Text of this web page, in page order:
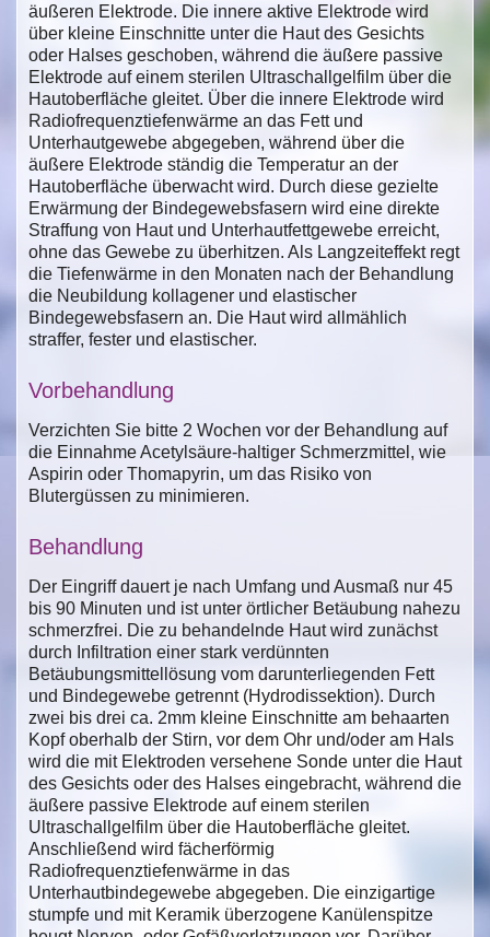
äußeren Elektrode. Die innere aktive Elektrode wird
über kleine Einschnitte unter die Haut des Gesichts
oder Halses geschoben, während die äußere passive
Elektrode auf einem sterilen Ultraschallgelfilm über die
Hautoberfläche gleitet. Über die innere Elektrode wird
Radiofrequenztiefenwärme an das Fett und
Unterhautgewebe abgegeben, während über die
äußere Elektrode ständig die Temperatur an der
Hautoberfläche überwacht wird. Durch diese gezielte
Erwärmung der Bindegewebsfasern wird eine direkte
Straffung von Haut und Unterhautfettgewebe erreicht,
ohne das Gewebe zu überhitzen. Als Langzeiteffekt regt
die Tiefenwärme in den Monaten nach der Behandlung
die Neubildung kollagener und elastischer
Bindegewebsfasern an. Die Haut wird allmählich
straffer, fester und elastischer.
Vorbehandlung
Verzichten Sie bitte 2 Wochen vor der Behandlung auf
die Einnahme Acetylsäure-haltiger Schmerzmittel, wie
Aspirin oder Thomapyrin, um das Risiko von
Blutergüssen zu minimieren.
Behandlung
Der Eingriff dauert je nach Umfang und Ausmaß nur 45
bis 90 Minuten und ist unter örtlicher Betäubung nahezu
schmerzfrei. Die zu behandelnde Haut wird zunächst
durch Infiltration einer stark verdünnten
Betäubungsmittellösung vom darunterliegenden Fett
und Bindegewebe getrennt (Hydrodissektion). Durch
zwei bis drei ca. 2mm kleine Einschnitte am behaarten
Kopf oberhalb der Stirn, vor dem Ohr und/oder am Hals
wird die mit Elektroden versehene Sonde unter die Haut
des Gesichts oder des Halses eingebracht, während die
äußere passive Elektrode auf einem sterilen
Ultraschallgelfilm über die Hautoberfläche gleitet.
Anschließend wird fächerförmig
Radiofrequenztiefenwärme in das
Unterhautbindegewebe abgegeben. Die einzigartige
stumpfe und mit Keramik überzogene Kanülenspitze